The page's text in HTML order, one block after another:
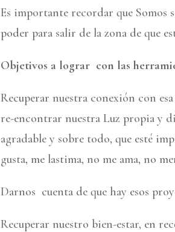
Es importante recordar que Somos
poder para salir de la zona de que
Objetivos a lograr con las
Recuperar nuestra conexión con
re-encontrar nuestra Luz propia y
agradable y sobre todo, que esté
gusta, me lastima, no me ama, no
Darnos cuenta de que hay esos
Recuperar nuestro bien-estar, en